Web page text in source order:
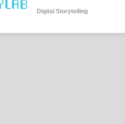
Digital Storytelling